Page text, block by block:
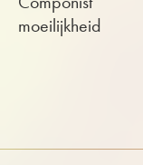
moeilijkheid